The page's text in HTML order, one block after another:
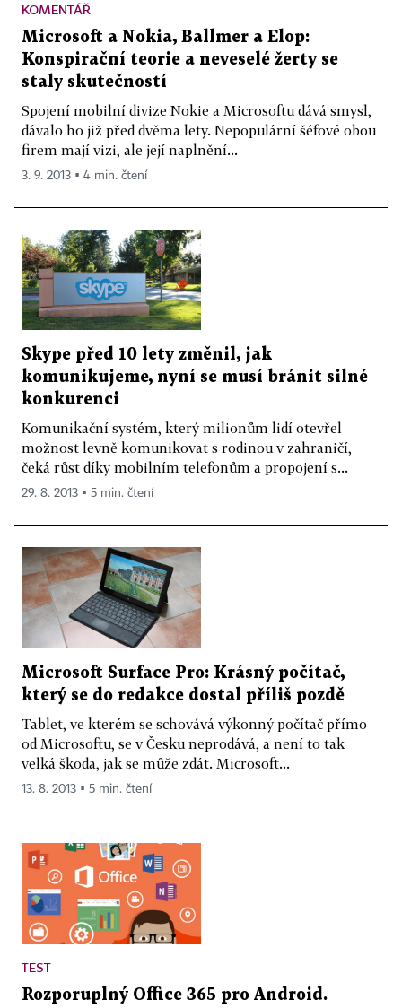
KOMENTÁŘ
Microsoft a Nokia, Ballmer a Elop:
Konspirační teorie a neveselé žerty se
staly skutečností
Spojení mobilní divize Nokie a Microsoftu dává smysl,
dávalo ho již před dvěma lety. Nepopulární šéfové obou
firem mají vizi, ale její naplnění...
3. 9. 2013 ▪ 4 min. čtení
Skype před 10 lety změnil, jak
komunikujeme, nyní se musí bránit silné
konkurenci
Komunikační systém, který milionům lidí otevřel
možnost levně komunikovat s rodinou v zahraničí,
čeká růst díky mobilním telefonům a propojení s...
29. 8. 2013 ▪ 5 min. čtení
Microsoft Surface Pro: Krásný počítač,
který se do redakce dostal příliš pozdě
Tablet, ve kterém se schovává výkonný počítač přímo
od Microsoftu, se v Česku neprodává, a není to tak
velká škoda, jak se může zdát. Microsoft...
13. 8. 2013 ▪ 5 min. čtení
TEST
Rozporuplný Office 365 pro Android.